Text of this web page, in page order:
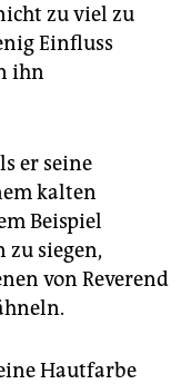
zu viel zu
Einfluss
ihn
er seine
kalten
Beispiel
zu siegen,
von Reverend
Hautfarbe